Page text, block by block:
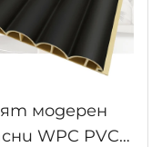
модерен
WPC PVC